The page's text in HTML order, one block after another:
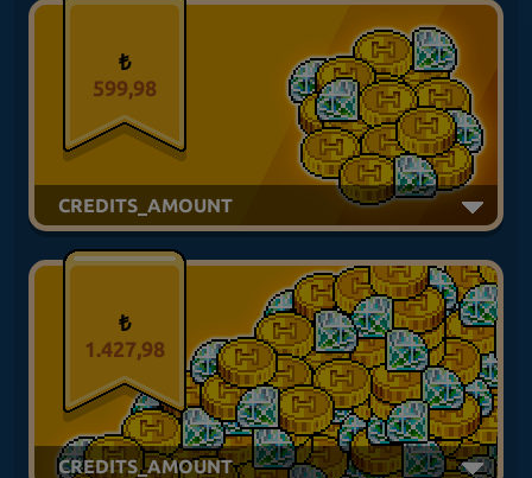
599,98
₺
CREDITS_AMOUNT
1.427,98
₺
CREDITS_AMOUNT